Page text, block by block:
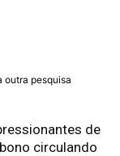
outra pesquisa
de
circulando